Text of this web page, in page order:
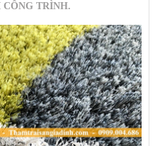
TRÌNH.